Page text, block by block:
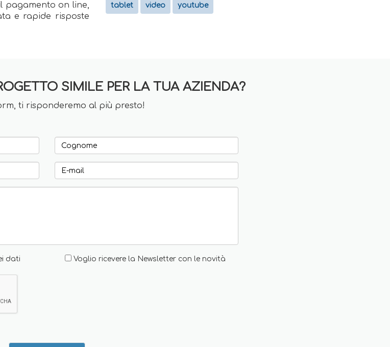
pagamento on line,
e rapide risposte
tablet video youtube
SIMILE PER LA TUA AZIENDA?
ti risponderemo al più presto!
dati Voglio ricevere la Newsletter con le novità